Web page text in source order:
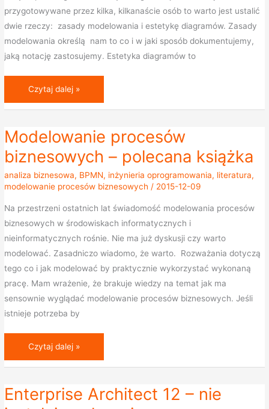
przygotowywane przez kilka, kilkanaście osób to warto jest ustalić
dwie rzeczy: zasady modelowania i estetykę diagramów. Zasady
modelowania określą nam to co i w jaki sposób dokumentujemy,
jaką notację zastosujemy. Estetyka diagramów to
Czytaj dalej »
Modelowanie procesów
biznesowych – polecana książka
analiza biznesowa, BPMN, inżynieria oprogramowania, literatura,
modelowanie procesów biznesowych / 2015-12-09
Na przestrzeni ostatnich lat świadomość modelowania procesów
biznesowych w środowiskach informatycznych i
nieinformatycznych rośnie. Nie ma już dyskusji czy warto
modelować. Zasadniczo wiadomo, że warto. Rozważania dotyczą
tego co i jak modelować by praktycznie wykorzystać wykonaną
pracę. Mam wrażenie, że brakuje wiedzy na temat jak ma
sensownie wyglądać modelowanie procesów biznesowych. Jeśli
istnieje potrzeba by
Modelowanie
biznesowych
–
polecana
książka
Czytaj dalej »
Enterprise Architect 12 – nie
Enterprise
Architect